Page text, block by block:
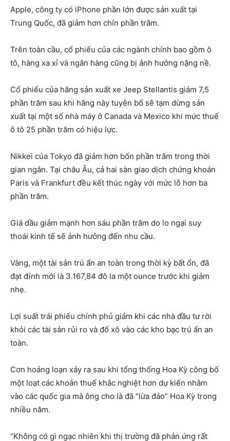
Apple, công ty có iPhone phần lớn được sản xuất tại
Trung Quốc, đã giảm hơn chín phần trăm.
Trên toàn cầu, cổ phiếu của các ngành chính bao gồm ô
tô, hàng xa xỉ và ngân hàng cũng bị ảnh hưởng nặng nề.
Cổ phiếu của hãng sản xuất xe Jeep Stellantis giảm 7,5
phần trăm sau khi hãng này tuyên bố sẽ tạm dừng sản
xuất tại một số nhà máy ở Canada và Mexico khi mức thuế
ô tô 25 phần trăm có hiệu lực.
Nikkei của Tokyo đã giảm hơn bốn phần trăm trong thời
gian ngắn. Tại châu Âu, cả hai sàn giao dịch chứng khoán
Paris và Frankfurt đều kết thúc ngày với mức lỗ hơn ba
phần trăm.
Giá dầu giảm mạnh hơn sáu phần trăm do lo ngại suy
thoái kinh tế sẽ ảnh hưởng đến nhu cầu.
Vàng, một tài sản trú ẩn an toàn trong thời kỳ bất ổn, đã
đạt đỉnh mới là 3.167,84 đô la một ounce trước khi giảm
nhẹ.
Lợi suất trái phiếu chính phủ giảm khi các nhà đầu tư rời
khỏi các tài sản rủi ro và đổ xô vào các kho bạc trú ẩn an
toàn.
Cơn hoảng loạn xảy ra sau khi tổng thống Hoa Kỳ công bố
một loạt các khoản thuế khắc nghiệt hơn dự kiến ​​nhằm
vào các quốc gia mà ông cho là đã “lừa đảo” Hoa Kỳ trong
nhiều năm.
“Không có gì ngạc nhiên khi thị trường đã phản ứng rất